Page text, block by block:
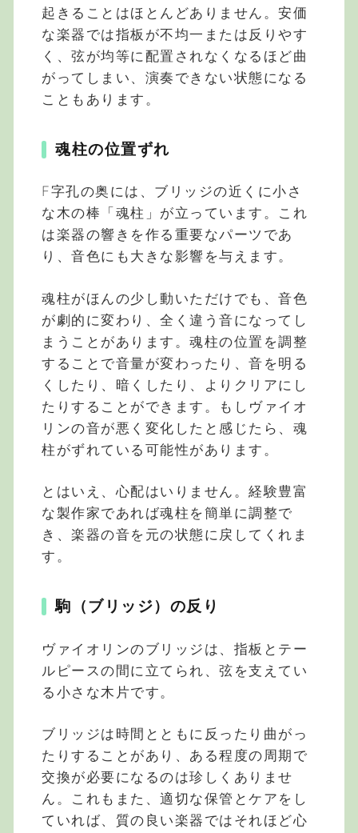
起きることはほとんどありません。安価
な楽器では指板が不均一または反りやす
く、弦が均等に配置されなくなるほど曲
がってしまい、演奏できない状態になる
こともあります。
魂柱の位置ずれ
F字孔の奥には、ブリッジの近くに小さ
な木の棒「魂柱」が立っています。これ
は楽器の響きを作る重要なパーツであ
り、音色にも大きな影響を与えます。
魂柱がほんの少し動いただけでも、音色
が劇的に変わり、全く違う音になってし
まうことがあります。魂柱の位置を調整
することで音量が変わったり、音を明る
くしたり、暗くしたり、よりクリアにし
たりすることができます。もしヴァイオ
リンの音が悪く変化したと感じたら、魂
柱がずれている可能性があります。
とはいえ、心配はいりません。経験豊富
な製作家であれば魂柱を簡単に調整で
き、楽器の音を元の状態に戻してくれま
す。
駒（ブリッジ）の反り
ヴァイオリンのブリッジは、指板とテー
ルピースの間に立てられ、弦を支えてい
る小さな木片です。
ブリッジは時間とともに反ったり曲がっ
たりすることがあり、ある程度の周期で
交換が必要になるのは珍しくありませ
ん。これもまた、適切な保管とケアをし
ていれば、質の良い楽器ではそれほど心